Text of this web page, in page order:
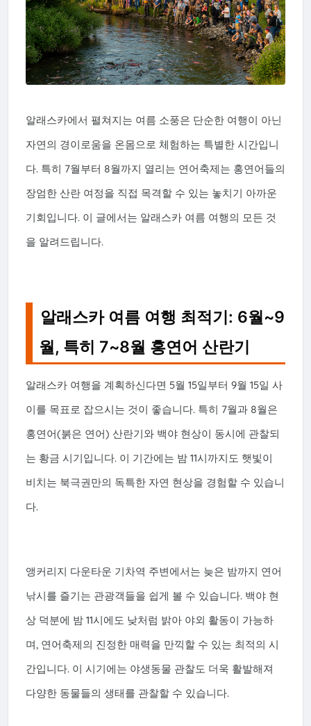
알래스카에서 펼쳐지는 여름 소풍은 단순한 여행이 아닌
자연의 경이로움을 온몸으로 체험하는 특별한 시간입니
다. 특히 7월부터 8월까지 열리는 연어축제는 홍연어들의
장엄한 산란 여정을 직접 목격할 수 있는 놓치기 아까운
기회입니다. 이 글에서는 알래스카 여름 여행의 모든 것
을 알려드립니다.
알래스카 여름 여행 최적기: 6월~9
월, 특히 7~8월 홍연어 산란기
알래스카 여행을 계획하신다면 5월 15일부터 9월 15일 사
이를 목표로 잡으시는 것이 좋습니다. 특히 7월과 8월은
홍연어(붉은 연어) 산란기와 백야 현상이 동시에 관찰되
는 황금 시기입니다. 이 기간에는 밤 11시까지도 햇빛이
비치는 북극권만의 독특한 자연 현상을 경험할 수 있습니
다.
앵커리지 다운타운 기차역 주변에서는 늦은 밤까지 연어
낚시를 즐기는 관광객들을 쉽게 볼 수 있습니다. 백야 현
상 덕분에 밤 11시에도 낮처럼 밝아 야외 활동이 가능하
며, 연어축제의 진정한 매력을 만끽할 수 있는 최적의 시
간입니다. 이 시기에는 야생동물 관찰도 더욱 활발해져
다양한 동물들의 생태를 관찰할 수 있습니다.